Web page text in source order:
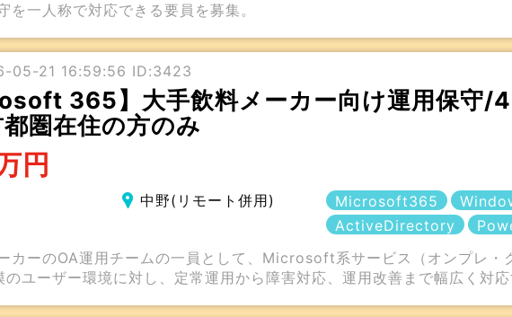
を一人称で対応できる要員を募集。
05-21 16:59:56 ID:3423
365】大手飲料メーカー向け運用保守/
圏在住の方のみ
円
中野(リモート併用) Microsoft365
ActiveDirectory
カーのOA運用チームの一員として、Microsoft系サービス（オンプレ・
のユーザー環境に対し、定常運用から障害対応、運用改善まで幅広く対